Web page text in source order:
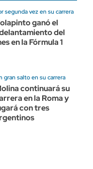
segunda vez en su carrera
ganó el
del
en la Fórmula 1
gran salto en su carrera
continuará su
en la Roma y
con tres